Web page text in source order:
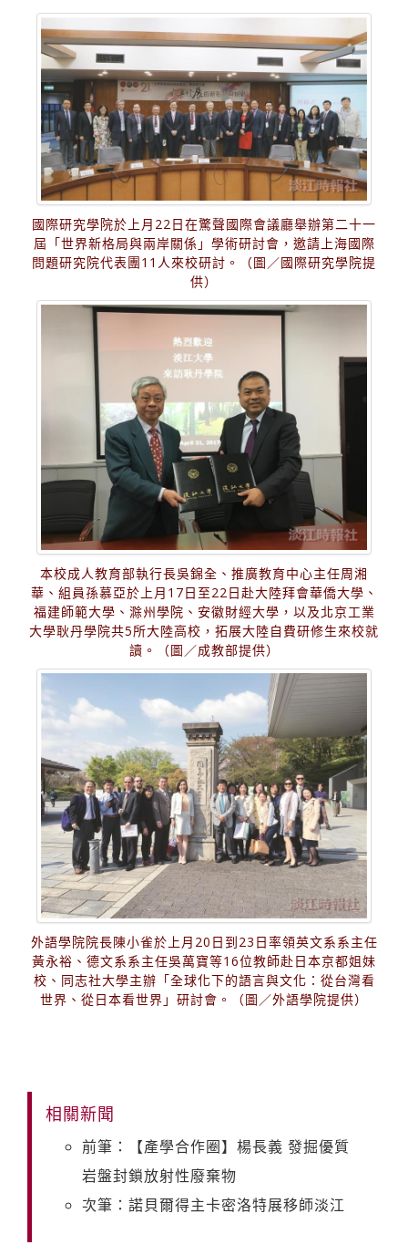
國際研究學院於上月22日在驚聲國際會議廳舉辦第二十一
屆「世界新格局與兩岸關係」學術研討會，邀請上海國際
問題研究院代表團11人來校研討。（圖／國際研究學院提
供）
本校成人教育部執行長吳錦全、推廣教育中心主任周湘
華、組員孫慕亞於上月17日至22日赴大陸拜會華僑大學、
福建師範大學、滁州學院、安徽財經大學，以及北京工業
大學耿丹學院共5所大陸高校，拓展大陸自費研修生來校就
讀。（圖／成教部提供）
外語學院院長陳小雀於上月20日到23日率領英文系系主任
黃永裕、德文系系主任吳萬寶等16位教師赴日本京都姐妹
校、同志社大學主辦「全球化下的語言與文化：從台灣看
世界、從日本看世界」研討會。（圖／外語學院提供）
相關新聞
前筆：【產學合作圈】楊長義 發掘優質
岩盤封鎖放射性廢棄物
次筆：諾貝爾得主卡密洛特展移師淡江